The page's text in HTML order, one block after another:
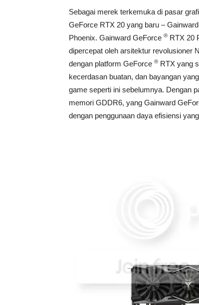
Sebagai merek terkemuka di pasar
GeForce RTX 20 yang baru –
Phoenix. Gainward GeForce ® RTX 20
dipercepat oleh arsitektur revolusioner
dengan platform GeForce ® RTX yang
kecerdasan buatan, dan bayangan
game seperti ini sebelumnya. Dengan
memori GDDR6, yang Gainward
dengan penggunaan daya efisiensi